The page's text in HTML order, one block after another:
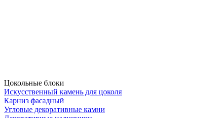
Цокольные блоки
Искусственный камень для цоколя
Карниз фасадный
Угловые декоративные камни